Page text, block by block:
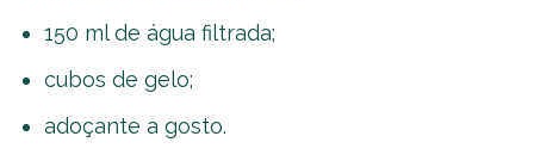
150 ml de água filtrada;
cubos de gelo;
adoçante a gosto.